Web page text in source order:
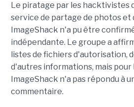
Le piratage par les hacktivistes
service de partage de photos et
ImageShack n'a pu être
indépendante. Le groupe a
listes de fichiers d'autorisation,
d'autres informations, mais
ImageShack n'a pas répondu à
commentaire.